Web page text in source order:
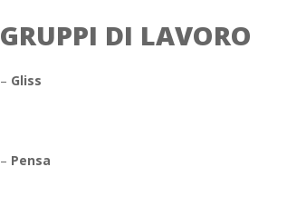
GRUPPI DI LAVORO
– Gliss
– Pensa